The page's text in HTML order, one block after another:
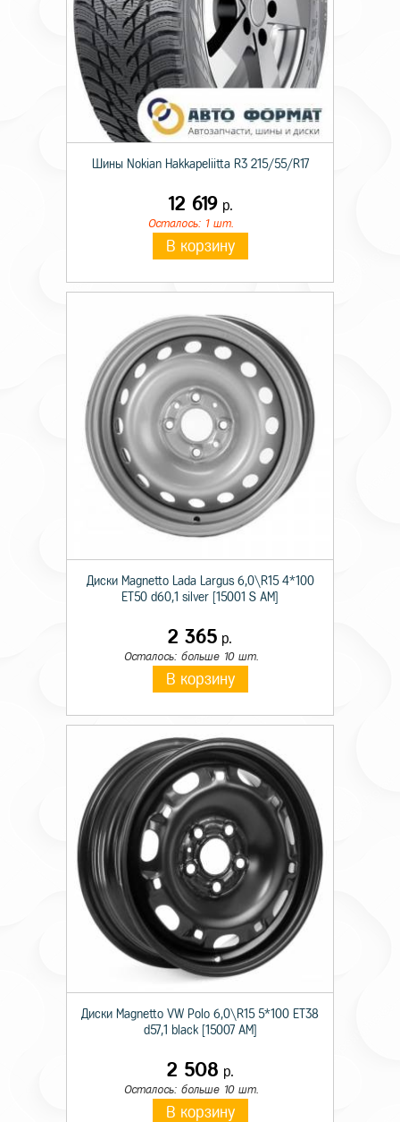
Шины Nokian Hakkapeliitta R3 215/55/R17
12 619р.
Осталось: 1 шт.
В корзину
Диски Magnetto Lada Largus 6,0\R15 4*100
ET50 d60,1 silver [15001 S AM]
2 365 р.
Осталось: больше 10 шт.
В корзину
Диски Magnetto VW Polo 6,0\R15 5*100 ET38
d57,1 black [15007 AM]
2 508 р.
Осталось: больше 10 шт.
В корзину